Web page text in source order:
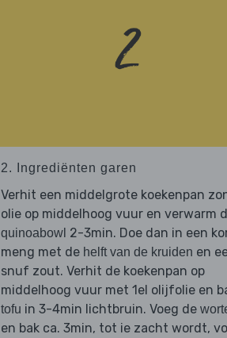
2. Ingrediënten garen
Verhit een middelgrote koekenpan
olie op middelhoog vuur en verwarm
quinoabowl 2-3min. Doe dan in een
meng met de helft van de kruiden en
snuf zout. Verhit de koekenpan op
middelhoog vuur met 1el olijfolie en
tofu in 3-4min lichtbruin. Voeg de
en bak ca. 3min, tot ie zacht wordt,